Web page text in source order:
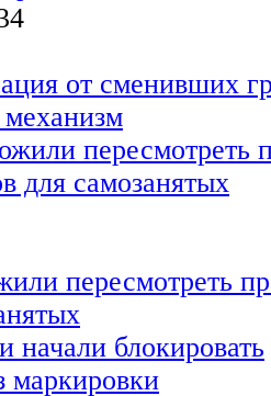
от сменивших
пересмотреть